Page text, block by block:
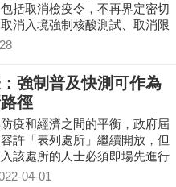
括取消檢疫令，不再界定密切
消入境強制核酸測試、取消限
強制普及快測可作為
徑
疫和經濟之間的平衡，政府屆
許「表列處所」繼續開放，但
該處所的人士必須即場先進行
試並呈陰性。
04-01